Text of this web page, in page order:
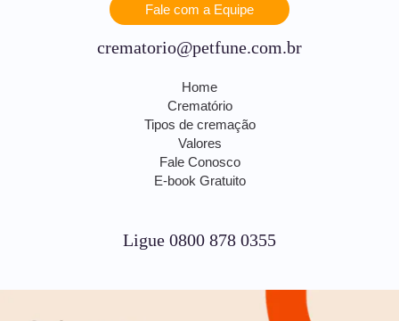
Fale com a Equipe
crematorio@petfune.com.br
Home
Crematório
Tipos de cremação
Valores
Fale Conosco
E-book Gratuito
Ligue 0800 878 0355